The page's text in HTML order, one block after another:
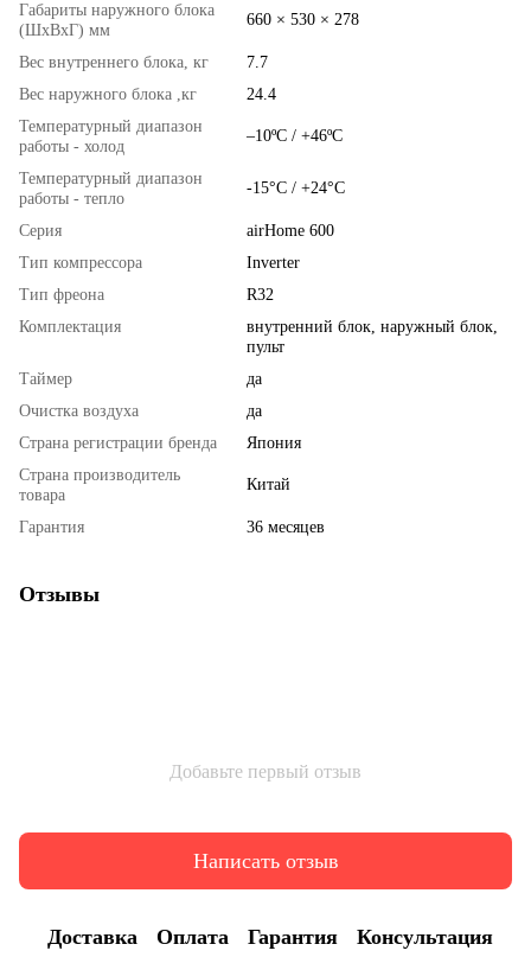
Габариты наружного блока
(ШхВхГ) мм
660 × 530 × 278
Вес внутреннего блока, кг
7.7
Вес наружного блока ,кг
24.4
Температурный диапазон
работы - холод
–10ºC / +46ºC
Температурный диапазон
работы - тепло
-15°С / +24°С
Серия
airHome 600
Тип компрессора
Inverter
Тип фреона
R32
Комплектация
внутренний блок, наружный блок,
пульт
Таймер
да
Очистка воздуха
да
Страна регистрации бренда
Япония
Страна производитель
товара
Китай
Гарантия 36 месяцев
Отзывы
Добавьте первый отзыв
Написать отзыв
Доставка Оплата Гарантия Консультация